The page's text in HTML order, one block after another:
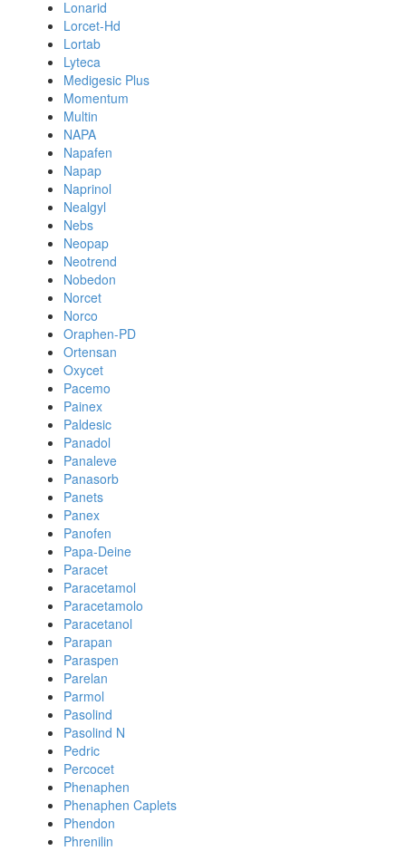
Lonarid
Lorcet-Hd
Lortab
Lyteca
Medigesic Plus
Momentum
Multin
NAPA
Napafen
Napap
Naprinol
Nealgyl
Nebs
Neopap
Neotrend
Nobedon
Norcet
Norco
Oraphen-PD
Ortensan
Oxycet
Pacemo
Painex
Paldesic
Panadol
Panaleve
Panasorb
Panets
Panex
Panofen
Papa-Deine
Paracet
Paracetamol
Paracetamolo
Paracetanol
Parapan
Paraspen
Parelan
Parmol
Pasolind
Pasolind N
Pedric
Percocet
Phenaphen
Phenaphen Caplets
Phendon
Phrenilin